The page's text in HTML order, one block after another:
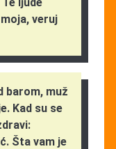
veruj
barom, muž
Kad su se
Šta vam je